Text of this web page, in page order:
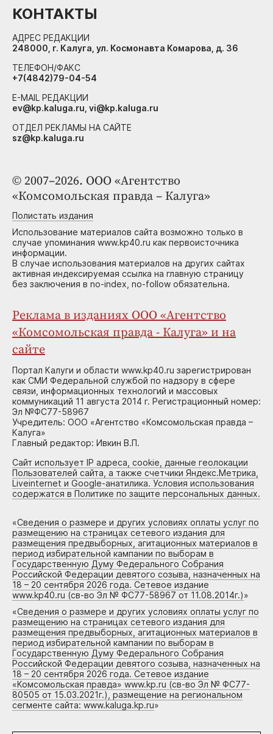
© 2007–2026. ООО «Агентство
«Комсомольская правда – Калуга»
Полистать издания
Использование материалов сайта возможно только в
случае упоминания www.kp40.ru как первоисточника
информации.
В случае использования материалов на других сайтах
активная индексируемая ссылка на главную страницу
без заключения в no-index, no-follow обязательна.
Реклама в изданиях ООО «Агентство
«Комсомольская правда - Калуга» и на
сайте
Портал Калуги и области www.kp40.ru зарегистрирован
как СМИ Федеральной службой по надзору в сфере
связи, информационных технологий и массовых
коммуникаций 11 августа 2014 г. Регистрационный номер:
Эл №ФС77-58967
Учредитель: ООО «Агентство «Комсомольская правда –
Калуга»
Главный редактор: Ивкин В.П.
Сайт использует IP адреса, cookie, данные геолокации
Пользователей сайта, а также счетчики Яндекс.Метрика,
Liveinternet и Google-анатилика. Условия использования
содержатся в Политике по защите персональных данных.
«Сведения о размере и других условиях оплаты услуг по
размещению на страницах сетевого издания для
размещения предвыборных, агитационных материалов в
период избирательной кампании по выборам в
Государственную Думу Федерального Собрания
Российской Федерации девятого созыва, назначенных на
18 – 20 сентября 2026 года. Сетевое издание
www.kp40.ru (св-во Эл № ФС77-58967 от 11.08.2014г.)»
«Сведения о размере и других условиях оплаты услуг по
размещению на страницах сетевого издания для
размещения предвыборных, агитационных материалов в
период избирательной кампании по выборам в
Государственную Думу Федерального Собрания
Российской Федерации девятого созыва, назначенных на
18 – 20 сентября 2026 года. Сетевое издание
«Комсомольская правда» www.kp.ru (св-во Эл № ФС77-
80505 от 15.03.2021г.), размещение на региональном
сегменте сайта: www.kaluga.kp.ru»
КОНТАКТЫ
АДРЕС РЕДАКЦИИ
248000, г. Калуга, ул. Космонавта Комарова, д. 36
ТЕЛЕФОН/ФАКС
+7(4842)79-04-54
E-MAIL РЕДАКЦИИ
ev@kp.kaluga.ru, vi@kp.kaluga.ru
ОТДЕЛ РЕКЛАМЫ НА САЙТЕ
sz@kp.kaluga.ru